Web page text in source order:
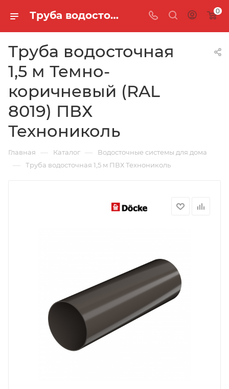
Труба водосточная 1,5 м Темно-коричневый (RAL 8019) ПВХ Технониколь 0
Труба водосточная
1,5 м Темно-
коричневый (RAL
8019) ПВХ
Технониколь
Главная — Каталог — Водосточные системы для дома
— Труба водосточная 1,5 м ПВХ Технониколь